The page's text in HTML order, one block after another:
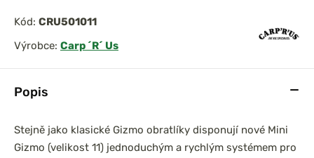
Popis
Stejně jako klasické Gizmo obratlíky disponují nové Mini
Gizmo (velikost 11) jednoduchým a rychlým systémem pro
Kód: CRU501011
Výrobce: Carp ´R´ Us